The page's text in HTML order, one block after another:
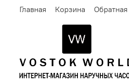
Главная Корзина Обратная